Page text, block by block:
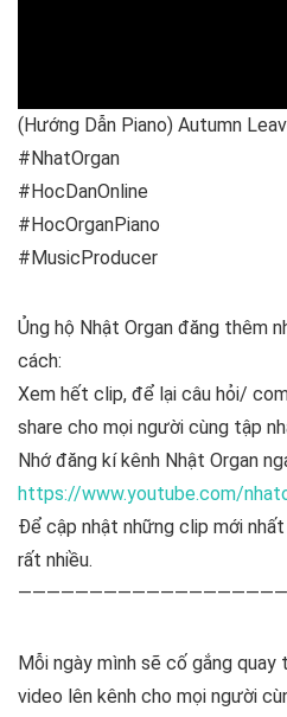
(Hướng Dẫn Piano) Autumn
#NhatOrgan
#HocDanOnline
#HocOrganPiano
#MusicProducer
Ủng hộ Nhật Organ đăng thêm
cách:
Xem hết clip, để lại câu hỏi/
share cho mọi người cùng tập
Nhớ đăng kí kênh Nhật Organ
https://www.youtube.com/
Để cập nhật những clip mới
rất nhiều.
Mỗi ngày mình sẽ cố gắng
video lên kênh cho mọi người